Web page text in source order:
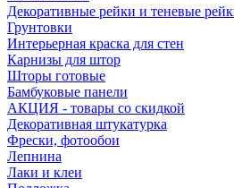
Декоративные рейки и теневые
Грунтовки
Интерьерная краска для стен
Карнизы для штор
Шторы готовые
Бамбуковые панели
АКЦИЯ - товары со скидкой
Декоративная штукатурка
Фрески, фотообои
Лепнина
Лаки и клеи